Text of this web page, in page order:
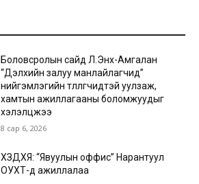
Боловсролын сайд Л.Энх-Амгалан
“Дэлхийн залуу манлайлагчид”
нийгэмлэгийн төлөөлөгчидтэй уулзаж,
хамтын ажиллагааны боломжуудыг
хэлэлцжээ
8 сар 6, 2026
ХЗДХЯ: “Явуулын оффис” Нарантуул
ОУХТ-д ажиллалаа